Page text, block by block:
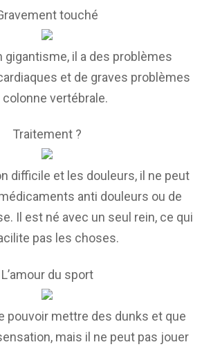
touché
gigantisme, il a des problèmes
et de graves problèmes
colonne vertébrale.
Traitement ?
difficile et les douleurs, il ne peut
anti douleurs ou de
Il est né avec un seul rein, ce qui
pas les choses.
L’amour du sport
pouvoir mettre des dunks et que
mais il ne peut pas jouer